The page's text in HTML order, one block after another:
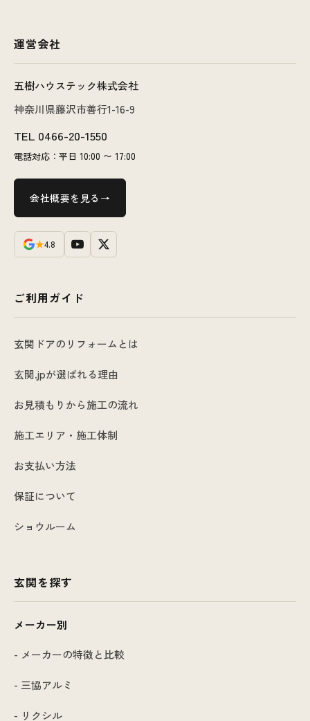
運営会社
五樹ハウステック株式会社
神奈川県藤沢市善行1-16-9
TEL 0466-20-1550
電話対応：平日 10:00 〜 17:00
会社概要を見る
★4.8
ご利用ガイド
玄関ドアのリフォームとは
玄関.jpが選ばれる理由
お見積もりから施工の流れ
施工エリア・施工体制
お支払い方法
保証について
ショウルーム
玄関を探す
メーカー別
- メーカーの特徴と比較
- 三協アルミ
- リクシル